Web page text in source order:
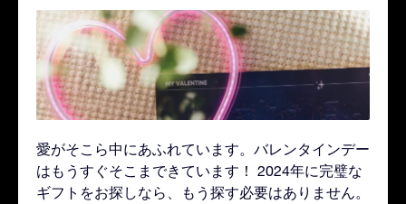
愛がそこら中にあふれています。バレンタインデー
はもうすぐそこまできています！ 2024年に完璧な
ギフトをお探しなら、もう探す必要はありません。